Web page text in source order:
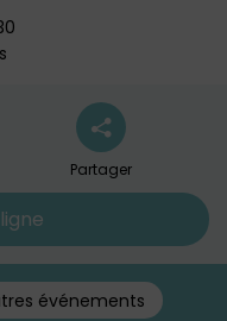
Partager
événements